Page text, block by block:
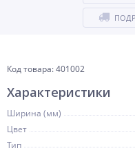
Код товара: 401002
Характеристики
Ширина (мм)
Цвет
Тип